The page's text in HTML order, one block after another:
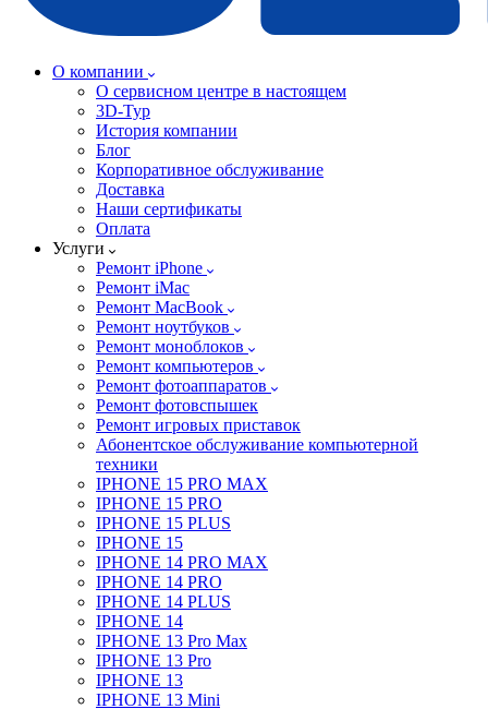
О компании
О сервисном центре в настоящем
3D-Тур
История компании
Блог
Корпоративное обслуживание
Доставка
Наши сертификаты
Оплата
Услуги
Ремонт iPhone
Ремонт iMac
Ремонт MacBook
Ремонт ноутбуков
Ремонт моноблоков
Ремонт компьютеров
Ремонт фотоаппаратов
Ремонт фотовспышек
Ремонт игровых приставок
Абонентское обслуживание компьютерной
техники
IPHONE 15 PRO MAX
IPHONE 15 PRO
IPHONE 15 PLUS
IPHONE 15
IPHONE 14 PRO MAX
IPHONE 14 PRO
IPHONE 14 PLUS
IPHONE 14
IPHONE 13 Pro Max
IPHONE 13 Pro
IPHONE 13
IPHONE 13 Mini